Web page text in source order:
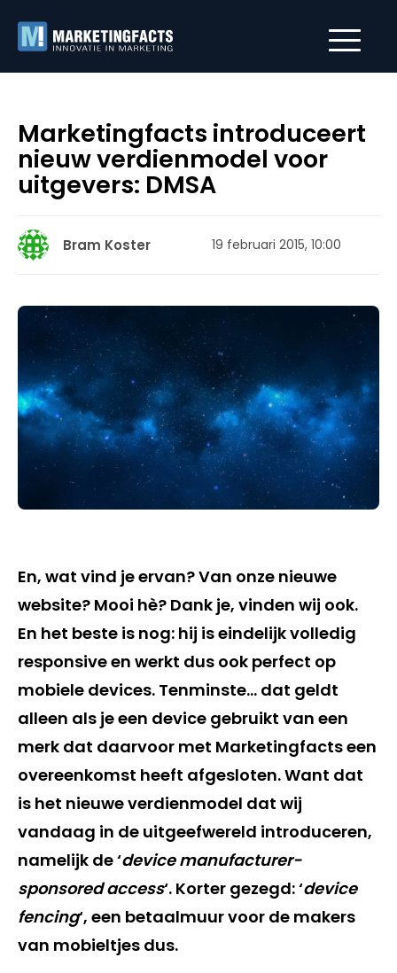
Marketingfacts introduceert
nieuw verdienmodel voor
uitgevers: DMSA
Bram Koster 19 februari 2015, 10:00
En, wat vind je ervan? Van onze nieuwe
website? Mooi hè? Dank je, vinden wij ook.
En het beste is nog: hij is eindelijk volledig
responsive en werkt dus ook perfect op
mobiele devices. Tenminste… dat geldt
alleen als je een device gebruikt van een
merk dat daarvoor met Marketingfacts een
overeenkomst heeft afgesloten. Want dat
is het nieuwe verdienmodel dat wij
vandaag in de uitgeefwereld introduceren,
namelijk de ‘device manufacturer-
sponsored access‘. Korter gezegd: ‘device
fencing‘, een betaalmuur voor de makers
van mobieltjes dus.